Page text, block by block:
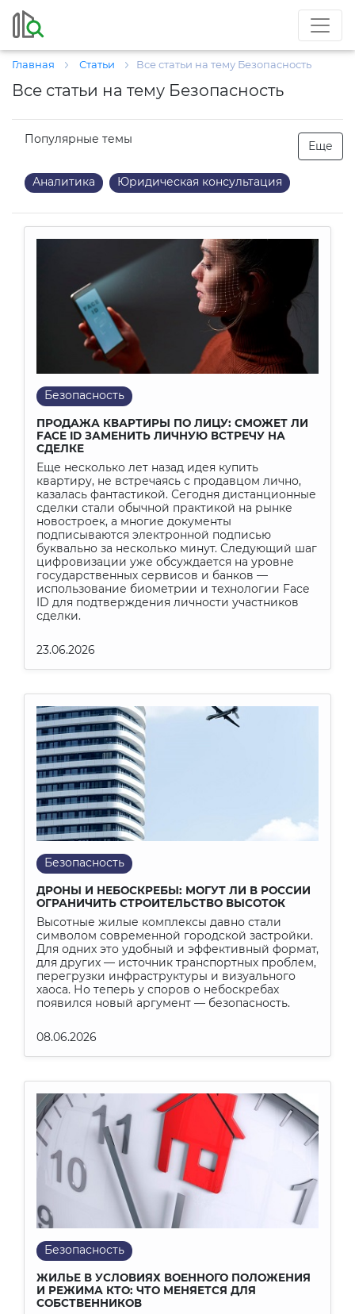
Главная Статьи Все статьи на тему Безопасность
Все статьи на тему Безопасность
Популярные темы Еще
Аналитика
Юридическая консультация
Загородная
Комментарии экспертов
Новостройки
ЖКХ
Коммерческая
Безопасность
Криминал
Управление недвижимостью
Жилая недвижимость
Нормы
Пожарная безопасность
Экология
Конфликт
Событие Страхование
Проект
Финансы
Строительство
Хроника
Ипотечный справочник
Выбираем с умом
Исповедь риэлтора
Образ жизни
Назад и в будущее
Маркетинг и PR
Дизайн и интерьер Досуг
Безопасность
ПРОДАЖА КВАРТИРЫ ПО ЛИЦУ: СМОЖЕТ ЛИ
FACE ID ЗАМЕНИТЬ ЛИЧНУЮ ВСТРЕЧУ НА
СДЕЛКЕ
Еще несколько лет назад идея купить
квартиру, не встречаясь с продавцом лично,
казалась фантастикой. Сегодня дистанционные
сделки стали обычной практикой на рынке
новостроек, а многие документы
подписываются электронной подписью
буквально за несколько минут. Следующий шаг
цифровизации уже обсуждается на уровне
государственных сервисов и банков —
использование биометрии и технологии Face
ID для подтверждения личности участников
сделки.
23.06.2026
Безопасность
ДРОНЫ И НЕБОСКРЕБЫ: МОГУТ ЛИ В РОССИИ
ОГРАНИЧИТЬ СТРОИТЕЛЬСТВО ВЫСОТОК
Высотные жилые комплексы давно стали
символом современной городской застройки.
Для одних это удобный и эффективный формат,
для других — источник транспортных проблем,
перегрузки инфраструктуры и визуального
хаоса. Но теперь у споров о небоскребах
появился новый аргумент — безопасность.
08.06.2026
Безопасность
ЖИЛЬЕ В УСЛОВИЯХ ВОЕННОГО ПОЛОЖЕНИЯ
И РЕЖИМА КТО: ЧТО МЕНЯЕТСЯ ДЛЯ
СОБСТВЕННИКОВ